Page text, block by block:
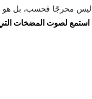
استمع لصوت المضخات